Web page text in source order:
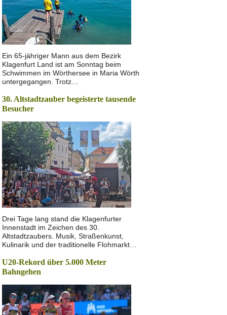
Ein 65-jähriger Mann aus dem Bezirk
Klagenfurt Land ist am Sonntag beim
Schwimmen im Wörthersee in Maria Wörth
untergegangen. Trotz…
30. Altstadtzauber begeisterte tausende
Besucher
Drei Tage lang stand die Klagenfurter
Innenstadt im Zeichen des 30.
Altstadtzaubers. Musik, Straßenkunst,
Kulinarik und der traditionelle Flohmarkt…
U20-Rekord über 5.000 Meter
Bahngehen